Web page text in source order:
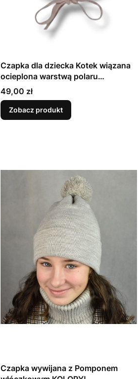
Czapka dla dziecka Kotek wiązana
ocieplona warstwą polaru
ROZMIARY! KOLORY!
Cena
49,00 zł
Zobacz produkt
Czapka wywijana z Pomponem